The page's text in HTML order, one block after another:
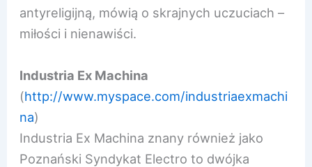
antyreligijną, mówią o skrajnych uczuciach –
miłości i nienawiści.
Industria Ex Machina
(http://www.myspace.com/industriaexmachi
na)
Industria Ex Machina znany również jako
Poznański Syndykat Electro to dwójka